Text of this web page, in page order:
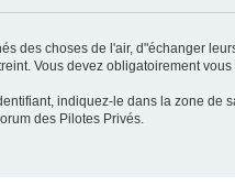
des choses de l'air, d"échanger
Vous devez obligatoirement
indiquez-le dans la zone de
des Pilotes Privés.